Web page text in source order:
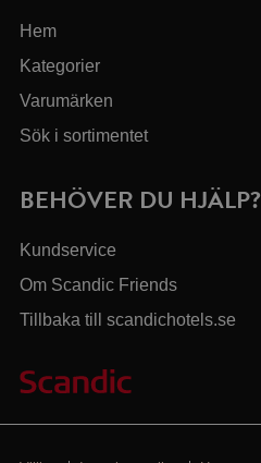
Hem
Kategorier
Varumärken
Sök i sortimentet
BEHÖVER DU HJÄLP?
Kundservice
Om Scandic Friends
Tillbaka till scandichotels.se